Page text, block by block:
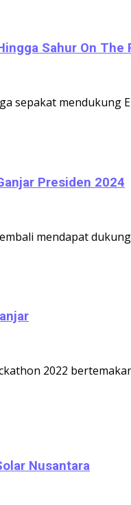
Sahur On The
sepakat
Presiden 2024
mendapat
2022
Nusantara